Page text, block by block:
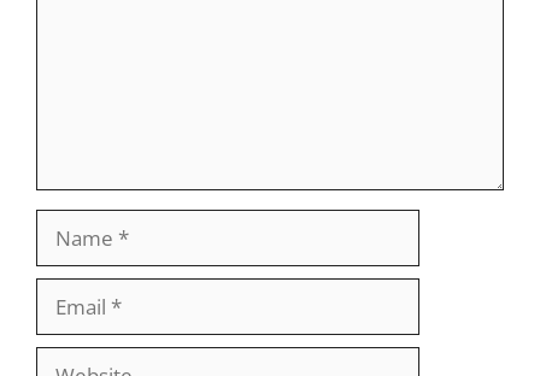
Website